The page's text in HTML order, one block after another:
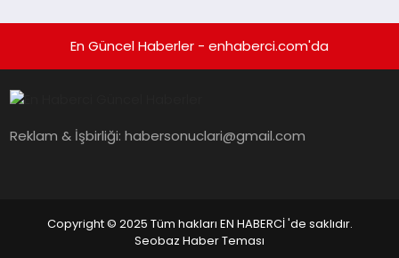
En Güncel Haberler - enhaberci.com'da
Reklam & İşbirliği:habersonuclari@gmail.com
Copyright © 2025 Tüm hakları EN HABERCİ 'de saklıdır.
Seobaz Haber Teması